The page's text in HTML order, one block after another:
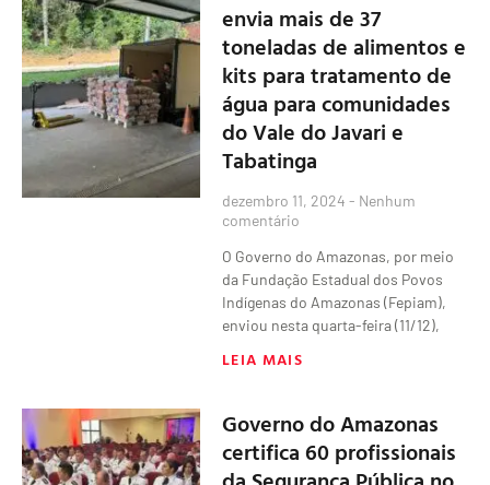
envia mais de 37
toneladas de alimentos e
kits para tratamento de
água para comunidades
do Vale do Javari e
Tabatinga
dezembro 11, 2024 Nenhum
comentário
O Governo do Amazonas, por meio
da Fundação Estadual dos Povos
Indígenas do Amazonas (Fepiam),
enviou nesta quarta-feira (11/12),
LEIA MAIS
Governo do Amazonas
certifica 60 profissionais